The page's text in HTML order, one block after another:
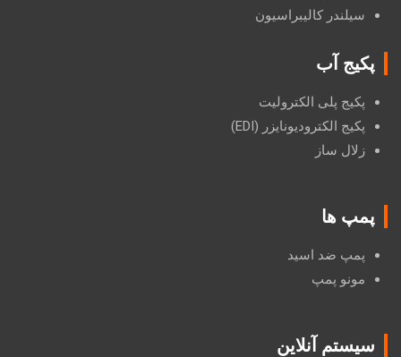
سیلندر کالیبراسیون
پکیج آب
پکیج پلی الکترولیت
پکیج الکترودیونایزر (EDI)
زلال ساز
پمپ ها
پمپ ضد اسید
مونو پمپ
سیستم آنلاین